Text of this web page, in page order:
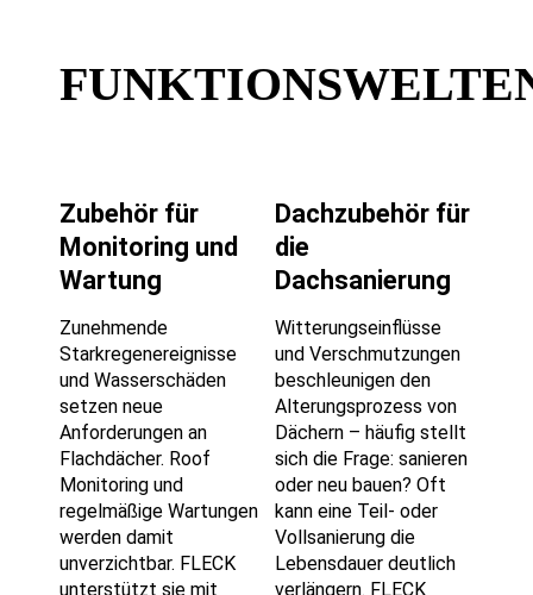
Zubehör für
Monitoring und
Wartung
Zunehmende
Starkregenereignisse
und Wasserschäden
setzen neue
Anforderungen an
Flachdächer. Roof
Monitoring und
regelmäßige Wartungen
werden damit
unverzichtbar. FLECK
unterstützt sie mit
Dachzubehör für
die
Dachsanierung
Witterungseinflüsse
und Verschmutzungen
beschleunigen den
Alterungsprozess von
Dächern – häufig stellt
sich die Frage: sanieren
oder neu bauen? Oft
kann eine Teil- oder
Vollsanierung die
Lebensdauer deutlich
verlängern. FLECK